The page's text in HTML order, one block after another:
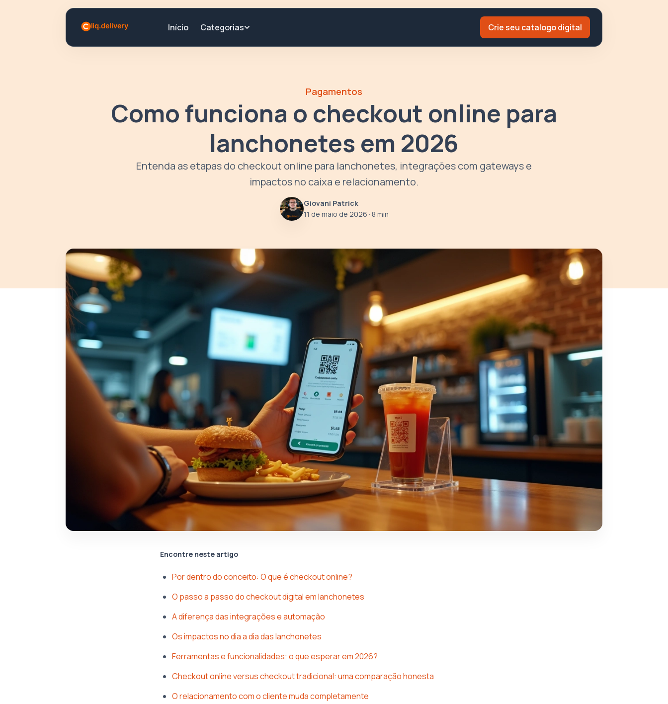
Início Categorias Crie seu catalogo digital
Pagamentos
Como funciona o checkout online para
lanchonetes em 2026
Entenda as etapas do checkout online para lanchonetes, integrações com gateways e
impactos no caixa e relacionamento.
Giovani Patrick
11 de maio de 2026 · 8 min
Encontre neste artigo
Por dentro do conceito: O que é checkout online?
O passo a passo do checkout digital em lanchonetes
A diferença das integrações e automação
Os impactos no dia a dia das lanchonetes
Ferramentas e funcionalidades: o que esperar em 2026?
Checkout online versus checkout tradicional: uma comparação honesta
O relacionamento com o cliente muda completamente